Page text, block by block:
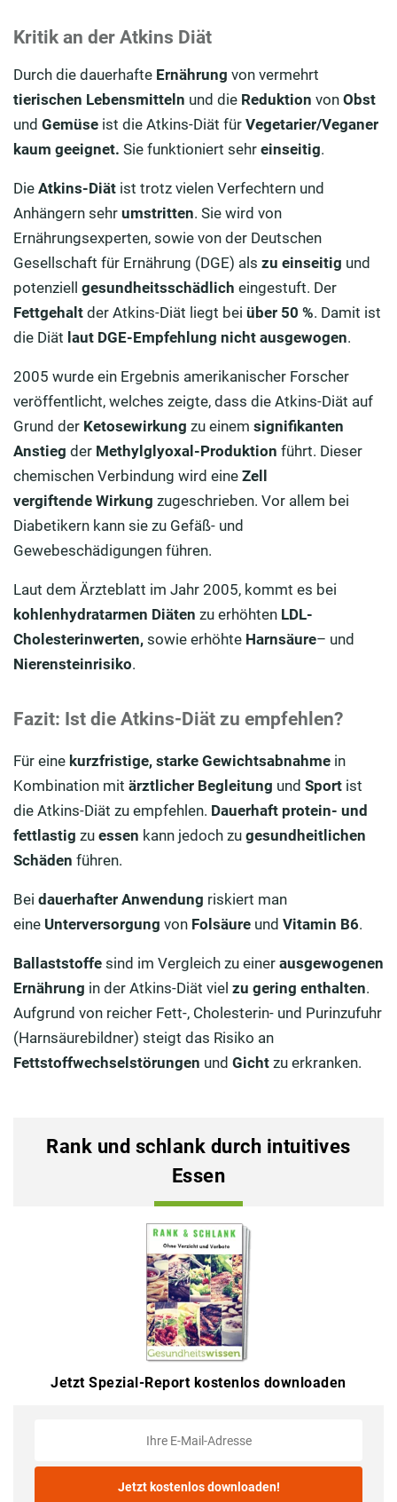
Kritik an der Atkins Diät
Durch die dauerhafte Ernährung von vermehrt
tierischen Lebensmitteln und die Reduktion von Obst
und Gemüse ist die Atkins-Diät für Vegetarier/Veganer
kaum geeignet. Sie funktioniert sehr einseitig.
Die Atkins-Diät ist trotz vielen Verfechtern und
Anhängern sehr umstritten. Sie wird von
Ernährungsexperten, sowie von der Deutschen
Gesellschaft für Ernährung (DGE) als zu einseitig und
potenziell gesundheitsschädlich eingestuft. Der
Fettgehalt der Atkins-Diät liegt bei über 50 %. Damit ist
die Diät laut DGE-Empfehlung nicht ausgewogen.
2005 wurde ein Ergebnis amerikanischer Forscher
veröffentlicht, welches zeigte, dass die Atkins-Diät auf
Grund der Ketosewirkung zu einem signifikanten
Anstieg der Methylglyoxal-Produktion führt. Dieser
chemischen Verbindung wird eine Zell
vergiftende Wirkung zugeschrieben. Vor allem bei
Diabetikern kann sie zu Gefäß- und
Gewebeschädigungen führen.
Laut dem Ärzteblatt im Jahr 2005, kommt es bei
kohlenhydratarmen Diäten zu erhöhten LDL-
Cholesterinwerten, sowie erhöhte Harnsäure– und
Nierensteinrisiko.
Fazit: Ist die Atkins-Diät zu empfehlen?
Für eine kurzfristige, starke Gewichtsabnahme in
Kombination mit ärztlicher Begleitung und Sport ist
die Atkins-Diät zu empfehlen. Dauerhaft protein- und
fettlastig zu essen kann jedoch zu gesundheitlichen
Schäden führen.
Bei dauerhafter Anwendung riskiert man
eine Unterversorgung von Folsäure und Vitamin B6.
Ballaststoffe sind im Vergleich zu einer ausgewogenen
Ernährung in der Atkins-Diät viel zu gering enthalten.
Aufgrund von reicher Fett-, Cholesterin- und Purinzufuhr
(Harnsäurebildner) steigt das Risiko an
Fettstoffwechselstörungen und Gicht zu erkranken.